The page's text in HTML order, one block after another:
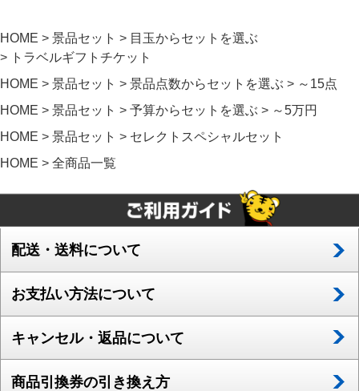
HOME 景品セット
目玉からセットを選ぶ
トラベルギフトチケット
HOME
景品セット 景品点数からセットを選ぶ
～15点
HOME
景品セット 予算からセットを選ぶ
～5万円
HOME
景品セット
セレクトスペシャルセット
HOME
全商品一覧
配送・送料について
お支払い方法について
キャンセル・返品について
商品引換券の引き換え方